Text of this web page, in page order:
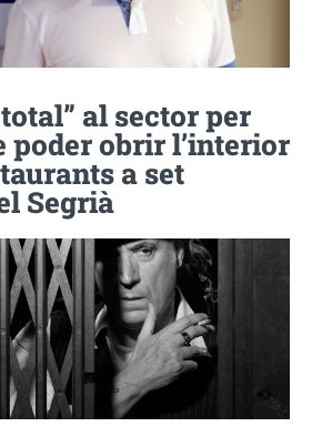
al sector per
poder obrir l’interior
a set
Segrià